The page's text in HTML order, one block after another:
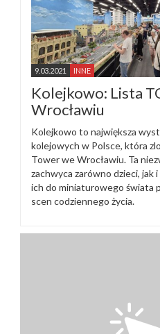
9.03.2021 INNE
Kolejkowo: Lista
Wrocławiu
Kolejkowo to największa
kolejowych w Polsce, która
Tower we Wrocławiu. Ta
zachwyca zarówno dzieci, jak
ich do miniaturowego świata
scen codziennego życia.